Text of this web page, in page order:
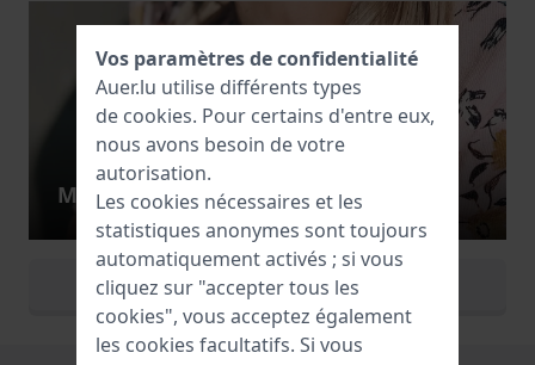
Montres argent
Voir toutes les couleurs
Vos paramètres de confidentialité
Auer.lu utilise différents types
de cookies. Pour certains d'entre eux,
nous avons besoin de votre
autorisation.
Les cookies nécessaires et les
statistiques anonymes sont toujours
automatiquement activés ; si vous
cliquez sur "accepter tous les
cookies", vous acceptez également
les cookies facultatifs. Si vous